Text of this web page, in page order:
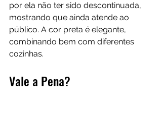
por ela não ter sido descontinuada,
mostrando que ainda atende ao
público. A cor preta é elegante,
combinando bem com diferentes
cozinhas.
Vale a Pena?